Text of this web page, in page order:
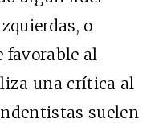
o
favorable al
una crítica al
suelen